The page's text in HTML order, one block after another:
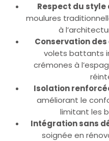
Respect du style
moulures
à
Conservation
volets battants
crémones à
Isolation
améliorant le
limitant les
Intégration sans
soignée en